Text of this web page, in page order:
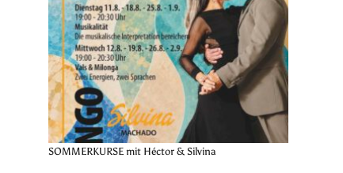
SOMMERKURSE mit Héctor & Silvina